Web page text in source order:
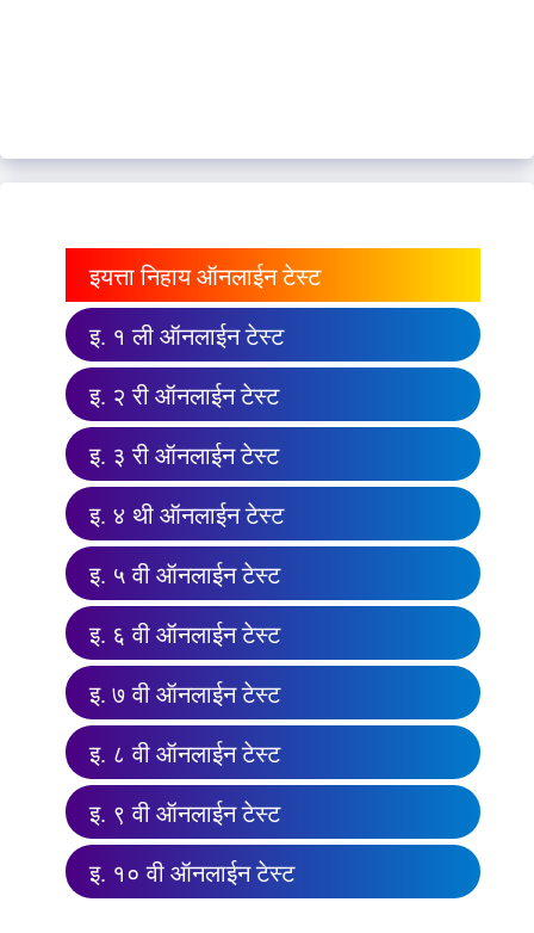
इयत्ता निहाय ऑनलाईन टेस्ट
इ. १ ली ऑनलाईन टेस्ट
इ. २ री ऑनलाईन टेस्ट
इ. ३ री ऑनलाईन टेस्ट
इ. ४ थी ऑनलाईन टेस्ट
इ. ५ वी ऑनलाईन टेस्ट
इ. ६ वी ऑनलाईन टेस्ट
इ. ७ वी ऑनलाईन टेस्ट
इ. ८ वी ऑनलाईन टेस्ट
इ. ९ वी ऑनलाईन टेस्ट
इ. १० वी ऑनलाईन टेस्ट